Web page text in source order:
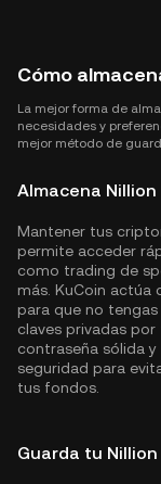
Cómo
La mejor forma de
necesidades y
mejor método de
Almacena
Mantener tus
permite acceder
como trading de
más. KuCoin
para que no
claves privadas
contraseña sólida
seguridad para
tus fondos.
Guarda tu